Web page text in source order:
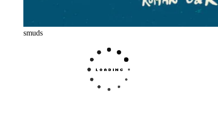
smuds